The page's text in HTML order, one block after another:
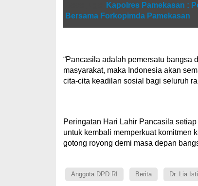
Kapolres Pamekasan :
Bersama Forkopimda Pamekasan
“Pancasila adalah pemersatu bangsa
masyarakat, maka Indonesia akan
cita-cita keadilan sosial bagi seluruh
Peringatan Hari Lahir Pancasila
untuk kembali memperkuat komitmen
gotong royong demi masa depan
Anggota DPD RI Berita Dr. Lia